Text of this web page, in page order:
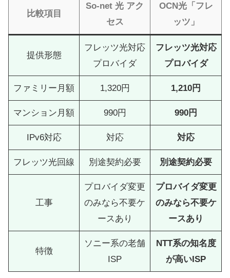
比較項目
So-net 光 アク
セス
OCN光「フレ
ッツ」
提供形態
フレッツ光対応
プロバイダ
フレッツ光対応
プロバイダ
ファミリー月額 1,320円 1,210円
マンション月額 990円 990円
IPv6対応 対応 対応
フレッツ光回線 別途契約必要 別途契約必要
工事
プロバイダ変更
のみなら不要ケ
ースあり
プロバイダ変更
のみなら不要ケ
ースあり
特徴
ソニー系の老舗
ISP
NTT系の知名度
が高いISP